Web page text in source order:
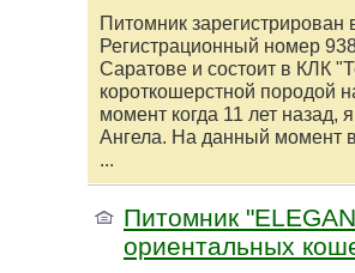
Питомник
Регистрационный номер
Саратове и состоит в КЛК
короткошерстной породой
момент когда 11 лет
Ангела. На данный момент
...
Питомник
ориентальных